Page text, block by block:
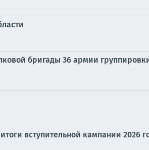
бригады 36 армии
вступительной кампании 2026